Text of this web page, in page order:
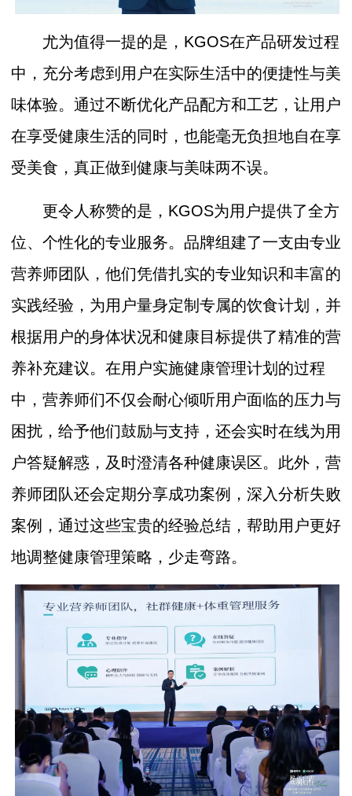
尤为值得一提的是，KGOS在产品研发过程
中，充分考虑到用户在实际生活中的便捷性与美
味体验。通过不断优化产品配方和工艺，让用户
在享受健康生活的同时，也能毫无负担地自在享
受美食，真正做到健康与美味两不误。
更令人称赞的是，KGOS为用户提供了全方
位、个性化的专业服务。品牌组建了一支由专业
营养师团队，他们凭借扎实的专业知识和丰富的
实践经验，为用户量身定制专属的饮食计划，并
根据用户的身体状况和健康目标提供了精准的营
养补充建议。在用户实施健康管理计划的过程
中，营养师们不仅会耐心倾听用户面临的压力与
困扰，给予他们鼓励与支持，还会实时在线为用
户答疑解惑，及时澄清各种健康误区。此外，营
养师团队还会定期分享成功案例，深入分析失败
案例，通过这些宝贵的经验总结，帮助用户更好
地调整健康管理策略，少走弯路。